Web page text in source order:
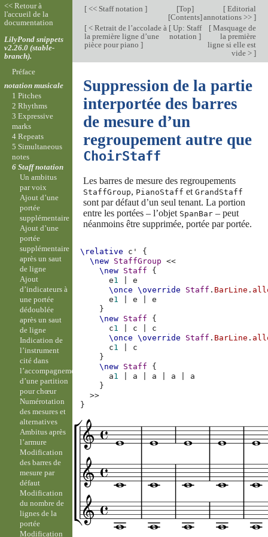
[<< Staff notation ] [Top]
[Contents]
[Editorial
annotations >> ]
[< Retrait de l’accolade à
la première ligne d’une
pièce pour piano ]
[Up: Staff
notation ]
[Masquage de
la première
ligne si elle est
vide > ]
Suppression de la partie
interportée des barres
de mesure d’un
regroupement autre que
ChoirStaff
Les barres de mesure des regroupements
StaffGroup, PianoStaff et GrandStaff
sont par défaut d’un seul tenant. La portion
entre les portées – l’objet SpanBar– peut
néanmoins être supprimée, portée par portée.
\relative c'
{
\new StaffGroup
<<
\new Staff
{
e1
e
\once
\override Staff . BarLine .
e1 e
e
}
\new Staff
{
c1 c
c
\once
\override Staff . BarLine .
c1
c
}
\new Staff
{
a1 a a a
a
}
>>
}
<< Retour à
l'accueil de la
documentation
LilyPond snippets
v2.26.0 (stable-
branch).
Préface
notation musicale
1 Pitches
2 Rhythms
3 Expressive
marks
4 Repeats
5 Simultaneous
notes
6 Staff notation
Un ambitus
par voix
Ajout d’une
portée
supplémentaire
Ajout d’une
portée
supplémentaire
après un saut
de ligne
Ajout
d’indicateurs à
une portée
dédoublée
après un saut
de ligne
Indication de
l’instrument
cité dans
l’accompagnement
d’une partition
pour chœur
Numérotation
des mesures et
alternatives
Ambitus après
l’armure
Modification
des barres de
mesure par
défaut
Modification
du nombre de
lignes de la
portée
Modification